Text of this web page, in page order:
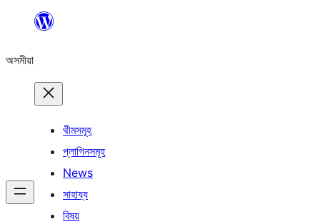
বিষয়বস্তুলৈ
অসমীয়া
থীমসমূহ
প্লাগিনসমূহ
News
সাহায্য
বিষয়